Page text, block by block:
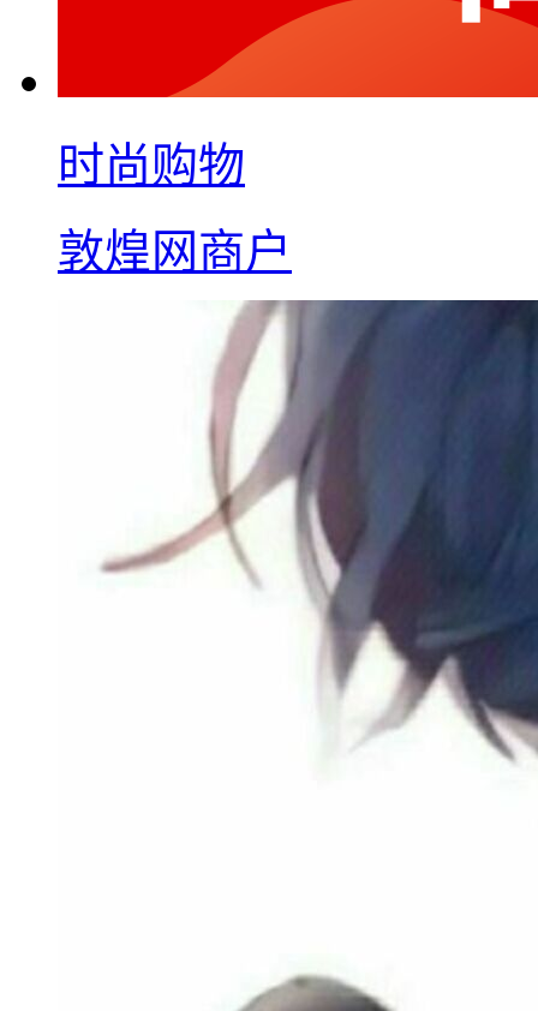
时尚购物
敦煌网商户